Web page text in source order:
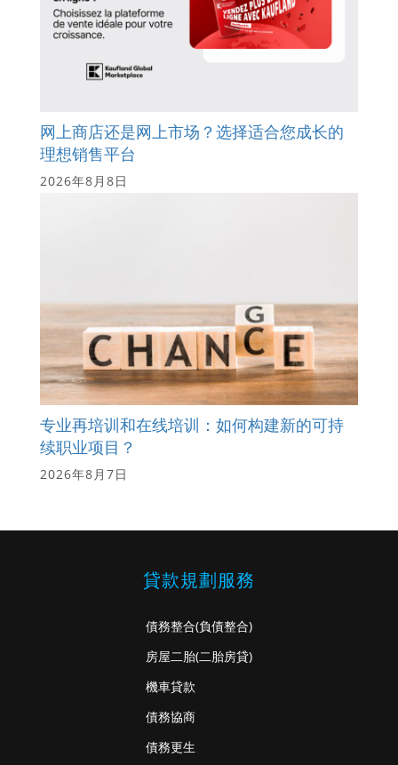
网上商店还是网上市场？选择适合您成长的
理想销售平台
2026年8月8日
专业再培训和在线培训：如何构建新的可持
续职业项目？
2026年8月7日
貸款規劃服務
債務整合(負債整合)
房屋二胎(二胎房貸)
機車貸款
債務協商
債務更生